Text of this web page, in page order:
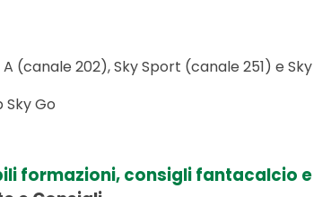
(canale 202), Sky Sport (canale 251) e Sky
Go
formazioni, consigli fantacalcio e